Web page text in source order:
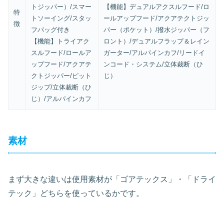
特
徴
トジッパー）/スマー
トソーイング/スタッ
フバッグ付き
【機能】トライアク
スルフード/ロールア
ップフード/アクアテ
クトジッパー/ピット
ジップ/立体裁断（ひ
じ）/アルパインカフ
【機能】デュアルアクスルフード/ロ
ールアップフード/アクアテクトジッ
パー（ポケット）/撥水ジッパー（フ
ロント）/デュアルフラップ＆レイン
ガーター/アルパインカフ/リードイ
ンコード・システム/立体裁断（ひ
じ）
素材
まず大きな違いは使用素材が「ゴアテックス」・「ドライ
テック」どちらを使っているかです。